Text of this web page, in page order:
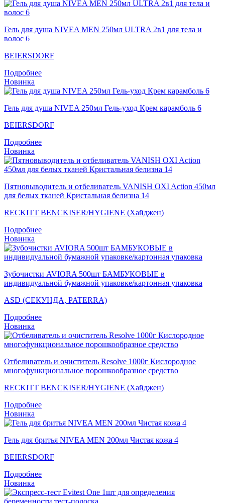
Гель для душа NIVEA MEN 250мл ULTRA 2в1 для тела и
волос 6
BEIERSDORF
Подробнее
Новинка
Гель для душа NIVEA 250мл Гель-уход Крем карамболь 6
BEIERSDORF
Подробнее
Новинка
Пятновыводитель и отбеливатель VANISH OXI Action 450мл
для белых тканей Кристальная белизна 14
RECKITT BENCKISER/HYGIENE (Хайджен)
Подробнее
Новинка
Зубочистки AVIORA 500шт БАМБУКОВЫЕ в
индивидуальной бумажной упаковке/картонная упаковка
ASD (СЕКУНДА, PATERRA)
Подробнее
Новинка
Отбеливатель и очиститель Resolve 1000г Кислородное
многофункциональное порошкообразное средство
RECKITT BENCKISER/HYGIENE (Хайджен)
Подробнее
Новинка
Гель для бритья NIVEA MEN 200мл Чистая кожа 4
BEIERSDORF
Подробнее
Новинка